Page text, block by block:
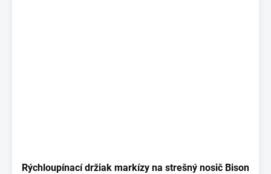
Rýchloupínací držiak markízy na strešný nosič Bison